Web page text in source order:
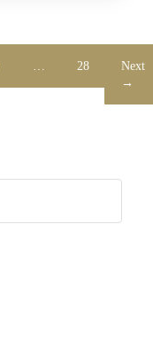
28
Next
→